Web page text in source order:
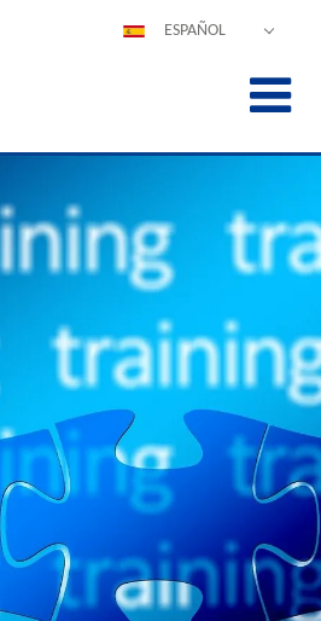
ESPAÑOL
ITALIANO
中文